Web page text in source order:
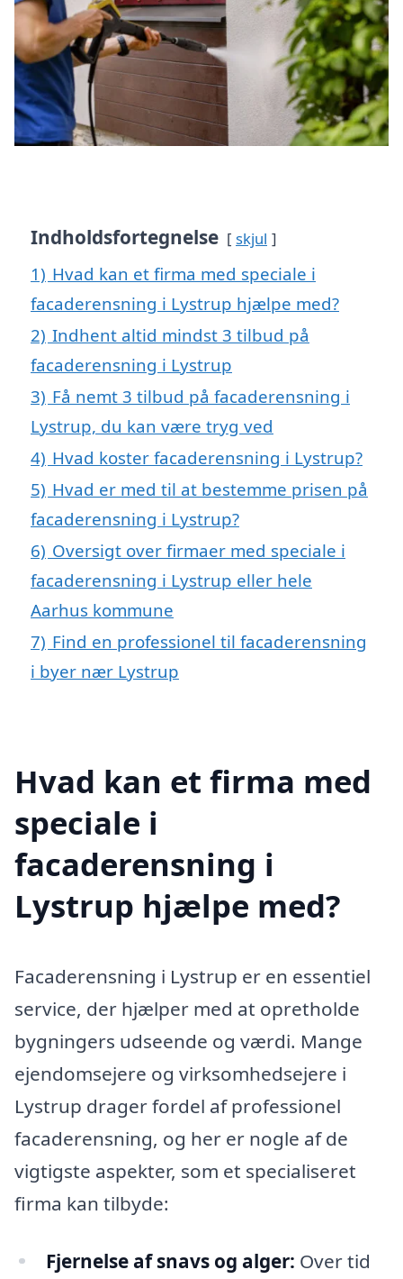
Indholdsfortegnelse skjul
1) Hvad kan et firma med speciale i
facaderensning i Lystrup hjælpe med?
2) Indhent altid mindst 3 tilbud på
facaderensning i Lystrup
3) Få nemt 3 tilbud på facaderensning i
Lystrup, du kan være tryg ved
4) Hvad koster facaderensning i Lystrup?
5) Hvad er med til at bestemme prisen på
facaderensning i Lystrup?
6) Oversigt over firmaer med speciale i
facaderensning i Lystrup eller hele
Aarhus kommune
7) Find en professionel til facaderensning
i byer nær Lystrup
Hvad kan et firma med
speciale i
facaderensning i
Lystrup hjælpe med?
Facaderensning i Lystrup er en essentiel
service, der hjælper med at opretholde
bygningers udseende og værdi. Mange
ejendomsejere og virksomhedsejere i
Lystrup drager fordel af professionel
facaderensning, og her er nogle af de
vigtigste aspekter, som et specialiseret
firma kan tilbyde:
Fjernelse af snavs og alger: Over tid